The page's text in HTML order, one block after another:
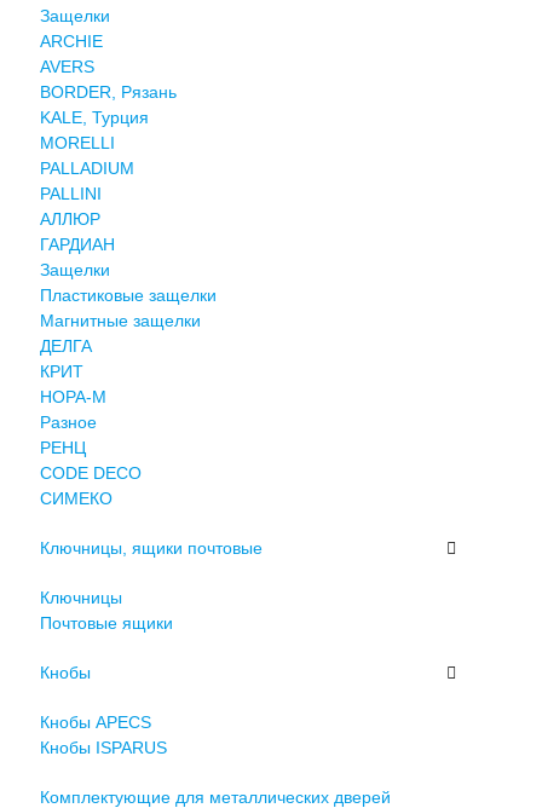
Защелки
ARCHIE
AVERS
BORDER, Рязань
KALE, Турция
MORELLI
PALLADIUM
PALLINI
АЛЛЮР
ГАРДИАН
Защелки
Пластиковые защелки
Магнитные защелки
ДЕЛГА
КРИТ
НОРА-М
Разное
РЕНЦ
СODE DECO
СИМЕКО
Ключницы, ящики почтовые
Ключницы
Почтовые ящики
Кнобы
Кнобы APECS
Кнобы ISPARUS
Комплектующие для металлических дверей